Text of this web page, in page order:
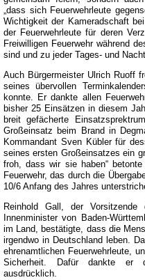
„dass sich Feuerwehrleute
Wichtigkeit der Kameradschaft
der Feuerwehrleute für deren
Freiwilligen Feuerwehr während
sind und zu jeder Tages- und
Auch Bürgermeister Ulrich Ruoff
seines übervollen
konnte. Er dankte allen
bisher 25 Einsätzen in diesem
breit gefächerte
Großeinsatz beim Brand in
Kommandant Sven Kübler für
seines ersten Großeinsatzes ein
froh, dass wir sie haben“
Feuerwehr, das durch die
10/6 Anfang des Jahres
Reinhold Gall, der Vorsitzende
Innenminister von Baden-
im Land, bestätigte, dass die
irgendwo in Deutschland leben.
ehrenamtlichen Feuerwehrleute,
Sicherheit. Dafür dankte er
ausdrücklich.